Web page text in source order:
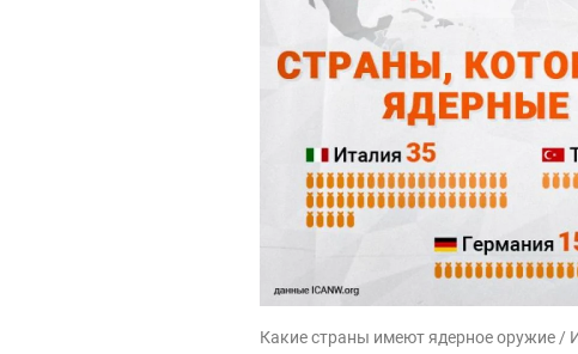
Какие страны имеют ядерное оружие /